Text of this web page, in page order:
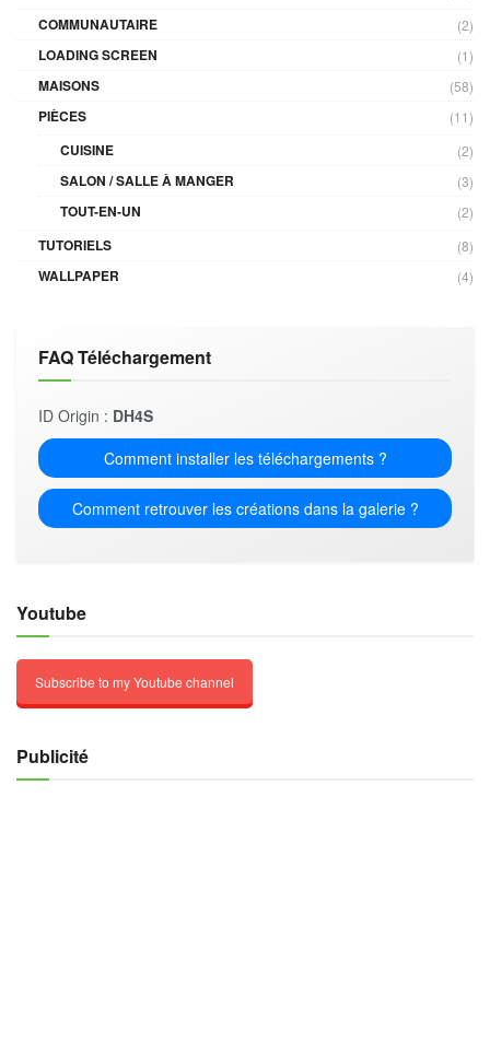
COMMUNAUTAIRE (2)
LOADING SCREEN (1)
MAISONS (58)
PIÈCES (11)
CUISINE (2)
SALON / SALLE À MANGER (3)
TOUT-EN-UN (2)
TUTORIELS (8)
WALLPAPER (4)
FAQ Téléchargement
ID Origin : DH4S
Comment installer les téléchargements ?
Comment retrouver les créations dans la galerie ?
Youtube
Subscribe to my Youtube channel
Publicité